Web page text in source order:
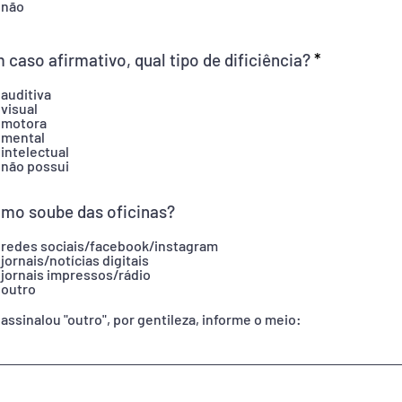
não
caso afirmativo, qual tipo de dificiência?*
auditiva
visual
motora
mental
intelectual
não possui
soube das oficinas?
redes sociais/facebook/instagram
jornais/notícias digitais
jornais impressos/rádio
outro
"outro", por gentileza, informe o meio: